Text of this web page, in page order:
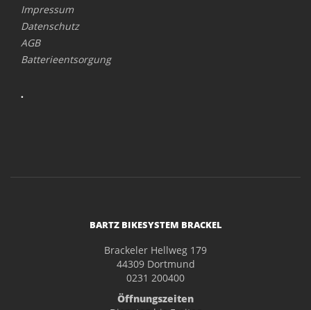
Impressum
Datenschutz
AGB
Batterieentsorgung
.
BARTZ BIKESYSTEM BRACKEL
Brackeler Hellweg 179
44309 Dortmund
0231 200400
Öffnungszeiten